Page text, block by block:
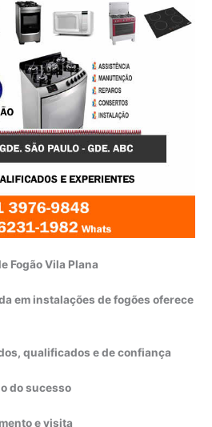
Fogão Vila Plana
em instalações de fogões oferece
qualificados e de confiança
do sucesso
e visita